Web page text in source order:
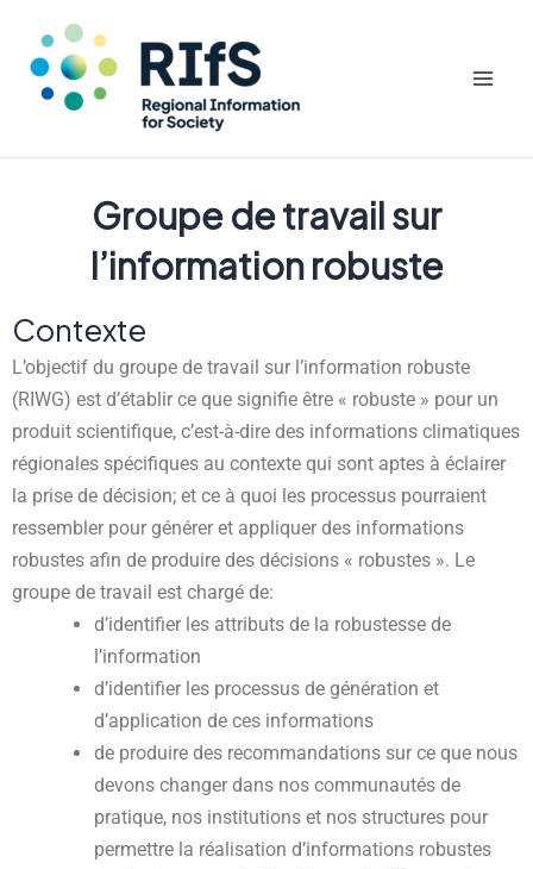
Groupe de travail sur
l’information robuste
Contexte
L’objectif du groupe de travail sur l’information robuste
(RIWG) est d’établir ce que signifie être « robuste » pour un
produit scientifique, c’est-à-dire des informations climatiques
régionales spécifiques au contexte qui sont aptes à éclairer
la prise de décision; et ce à quoi les processus pourraient
ressembler pour générer et appliquer des informations
robustes afin de produire des décisions « robustes ». Le
groupe de travail est chargé de:
d’identifier les attributs de la robustesse de
l’information
d’identifier les processus de génération et
d’application de ces informations
de produire des recommandations sur ce que nous
devons changer dans nos communautés de
pratique, nos institutions et nos structures pour
permettre la réalisation d’informations robustes